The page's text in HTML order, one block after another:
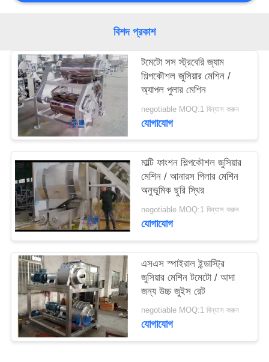
কেস
সাইট
ম্যাপ
PRIVACY
POLICY
বিশদ প্রকাশ
টমেটো সস স্ট্রবেরি জ্যাম
শিল্পকৌশল জুসিয়ার মেশিন /
অ্যাপল পুলার মেশিন
negotiable MOQ:1 বিন্যাস করুন
যোগাযোগ
মাল্টি ফাংশন শিল্পকৌশল জুসিয়ার
মেশিন / আনারস পিলার মেশিন
অনুভূমিক ছুরি স্থির
negotiable MOQ:1 বিন্যাস করুন
যোগাযোগ
এসএস স্পাইরাল ইন্ডাস্ট্রি
জুসিয়ার মেশিন টমেটো / আদা
জন্য উচ্চ জুইস রেট
negotiable MOQ:1 বিন্যাস করুন
যোগাযোগ